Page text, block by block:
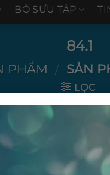
BỘ SƯU TẬP
84.1
PHẨM / SẢN
LỌC